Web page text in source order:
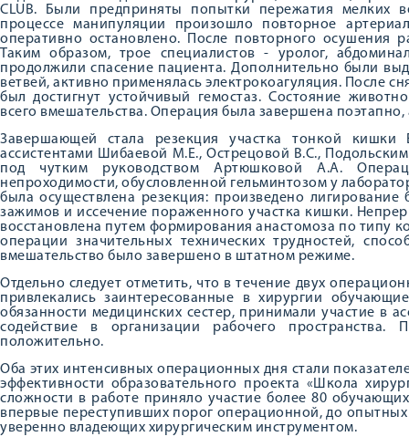
CLUB. Были предприняты попытки пережатия мелких
процессе манипуляции произошло повторное
оперативно остановлено. После повторного осушения
Таким образом, трое специалистов - уролог,
продолжили спасение пациента. Дополнительно были
ветвей, активно применялась электрокоагуляция. После
был достигнут устойчивый гемостаз. Состояние
всего вмешательства. Операция была завершена поэтапно,
Завершающей стала резекция участка тонкой
ассистентами Шибаевой М.Е., Острецовой В.С.,
под чутким руководством Артюшковой А.А.
непроходимости, обусловленной гельминтозом у
была осуществлена резекция: произведено
зажимов и иссечение пораженного участка кишки.
восстановлена путем формирования анастомоза по типу
операции значительных технических трудностей,
вмешательство было завершено в штатном режиме.
Отдельно следует отметить, что в течение двух
привлекались заинтересованные в хирургии
обязанности медицинских сестер, принимали участие в
содействие в организации рабочего
положительно.
Оба этих интенсивных операционных дня стали
эффективности образовательного проекта «Школа
сложности в работе приняло участие более 80
впервые переступивших порог операционной, до
уверенно владеющих хирургическим инструментом.